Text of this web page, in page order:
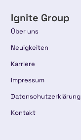
Ignite Group
Über uns
Neuigkeiten
Karriere
Impressum
Datenschutzerklärung
Kontakt